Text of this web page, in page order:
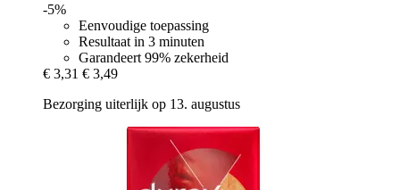
-5%
Eenvoudige toepassing
Resultaat in 3 minuten
Garandeert 99% zekerheid
€ 3,31 € 3,49
Bezorging uiterlijk op 13. augustus